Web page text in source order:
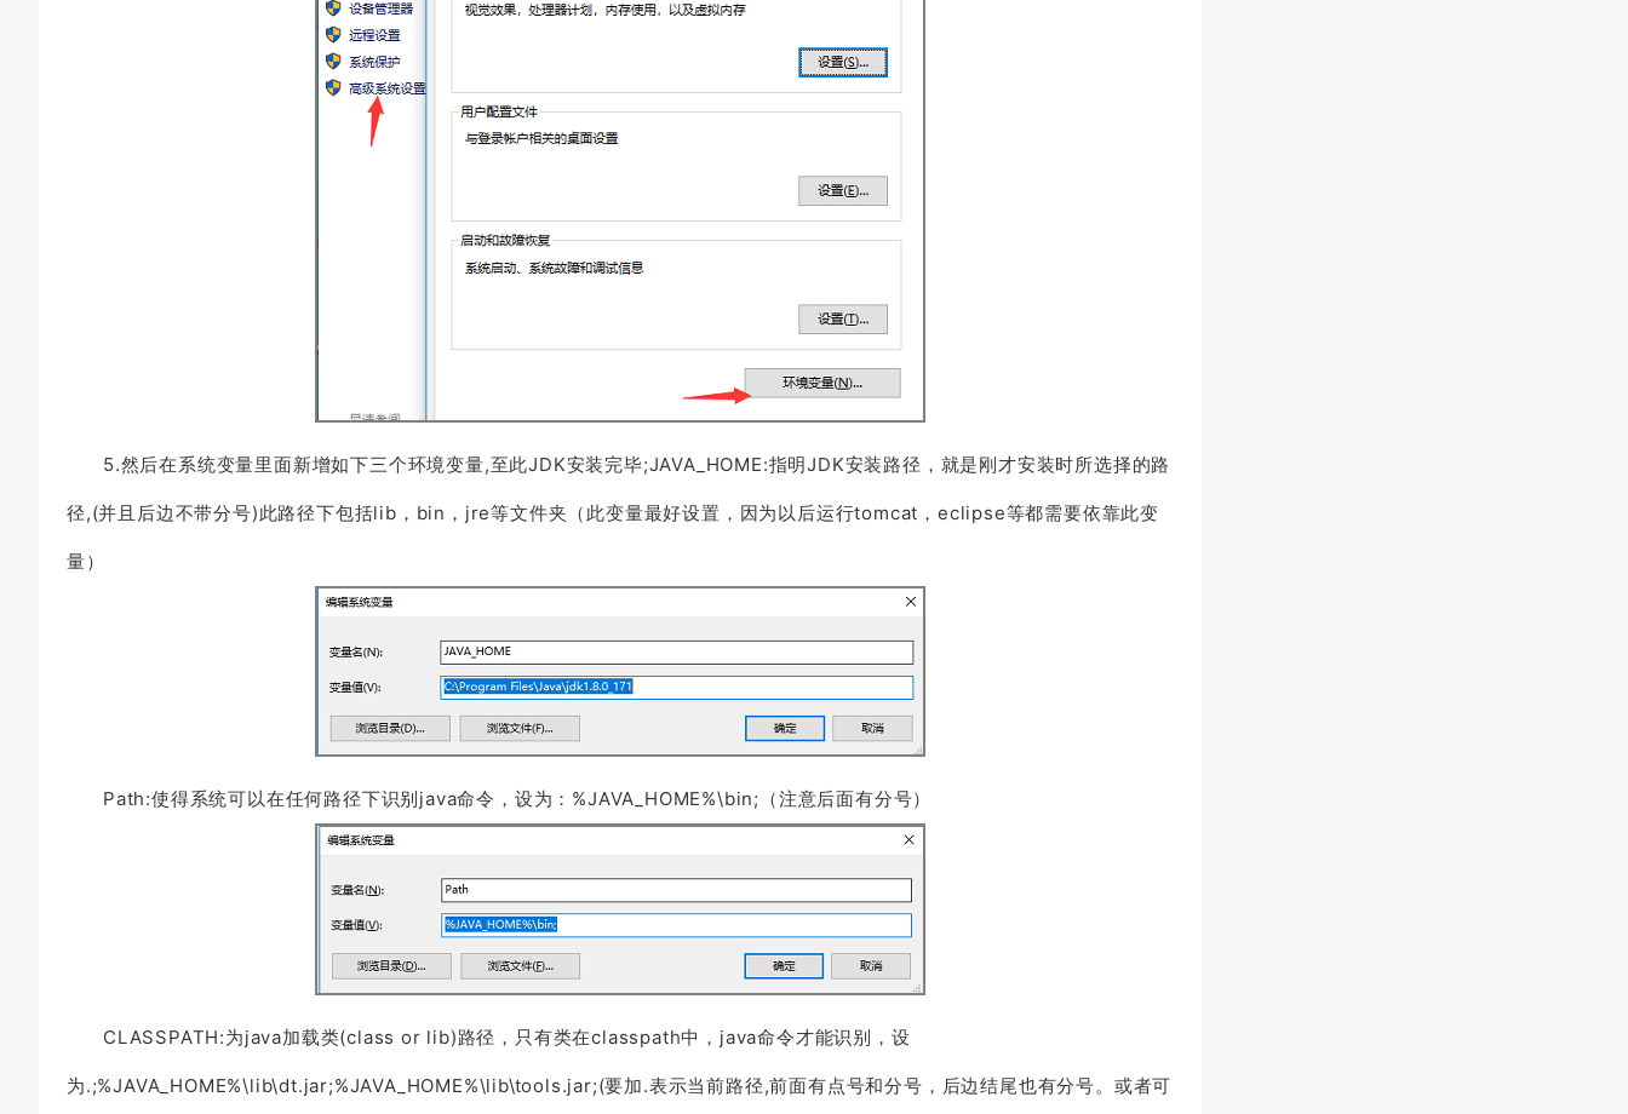
5.然后在系统变量里面新增如下三个环境变量,至此JDK安装完毕;JAVA_HOME:指明JDK安装路径，就是刚才安装时所选择的路
径,(并且后边不带分号)此路径下包括lib，bin，jre等文件夹（此变量最好设置，因为以后运行tomcat，eclipse等都需要依靠此变
量）
Path:使得系统可以在任何路径下识别java命令，设为：%JAVA_HOME%\bin;（注意后面有分号）
CLASSPATH:为java加载类(class or lib)路径，只有类在classpath中，java命令才能识别，设
为.;%JAVA_HOME%\lib\dt.jar;%JAVA_HOME%\lib\tools.jar;(要加.表示当前路径,前面有点号和分号，后边结尾也有分号。或者可